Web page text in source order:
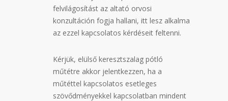
felvilágosítást az altató orvosi
konzultáción fogja hallani, itt lesz alkalma
az ezzel kapcsolatos kérdéseit feltenni.
Kérjük, elülső keresztszalag pótló
műtétre akkor jelentkezzen, ha a
műtéttel kapcsolatos esetleges
szövődményekkel kapcsolatban mindent